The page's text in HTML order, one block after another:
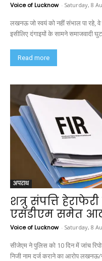
Voice of Lucknow - Saturday, 8
लखनऊ जो स्वयं को नहीं संभाल पा रहे,
इसीलिए दंगाइयों के सामने समाजवादी
Read more
अपराध
शत्रु संपत्ति
एसडीएम समेत आठ
Voice of Lucknow - Saturday, 8
सीजेएम ने पुलिस को 10 दिन में जांच
निजी नाम दर्ज कराने का आरोप लखनऊ/